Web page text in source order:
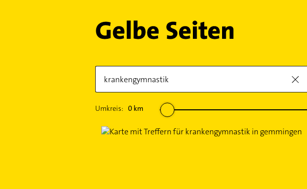
Umkreis: 0km